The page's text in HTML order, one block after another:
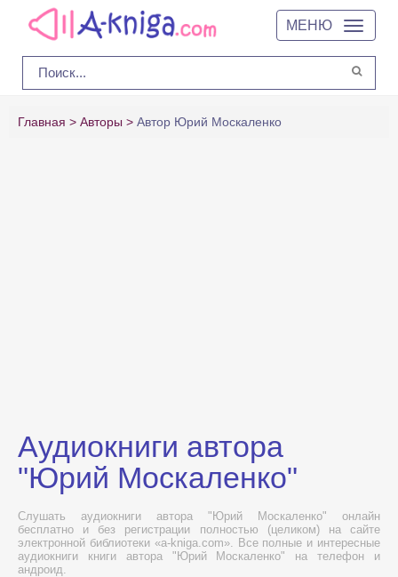
МЕНЮ
Главная Авторы Автор Юрий Москаленко
Аудиокниги автора
"Юрий Москаленко"
Слушать аудиокниги автора "Юрий Москаленко" онлайн
бесплатно и без регистрации полностью (целиком) на сайте
электронной библиотеки «a-kniga.com». Все полные и интересные
аудиокниги книги автора "Юрий Москаленко" на телефон и
андроид.